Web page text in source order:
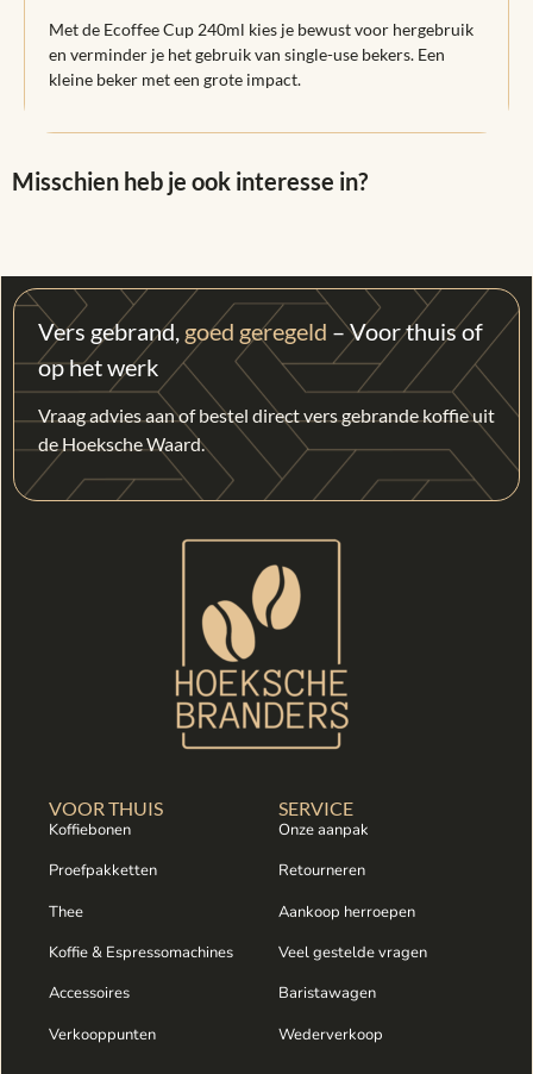
Met de Ecoffee Cup 240ml kies je bewust voor hergebruik
en verminder je het gebruik van single-use bekers. Een
kleine beker met een grote impact.
Misschien heb je ook interesse in?
Vers gebrand, goed geregeld – Voor thuis of
op het werk
Vraag advies aan of bestel direct vers gebrande koffie uit
de Hoeksche Waard.
VOOR THUIS
Koffiebonen
Proefpakketten
Thee
Koffie & Espressomachines
Accessoires
Verkooppunten
SERVICE
Onze aanpak
Retourneren
Aankoop herroepen
Veel gestelde vragen
Baristawagen
Wederverkoop